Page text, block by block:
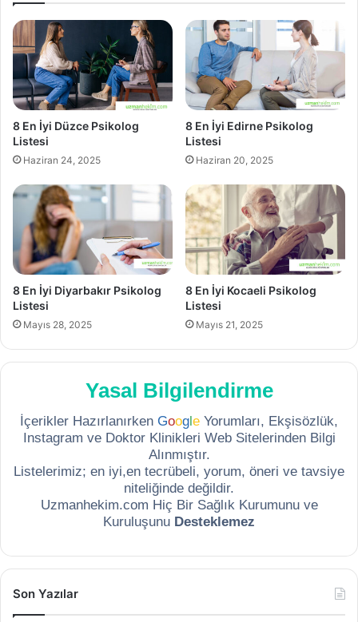
8 En İyi Düzce Psikolog
Listesi
Haziran 24, 2025
8 En İyi Edirne Psikolog
Listesi
Haziran 20, 2025
8 En İyi Diyarbakır Psikolog
Listesi
Mayıs 28, 2025
8 En İyi Kocaeli Psikolog
Listesi
Mayıs 21, 2025
Yasal Bilgilendirme
İçerikler Hazırlanırken Goog e Yorumları, Ekşisözlük,
Instagram ve Doktor Klinikleri Web Sitelerinden Bilgi
Alınmıştır.
Listelerimiz; en iyi,en tecrübeli, yorum, öneri ve tavsiye
niteliğinde değildir.
Uzmanhekim.com Hiç Bir Sağlık Kurumunu ve
Kuruluşunu Desteklemez
Son Yazılar